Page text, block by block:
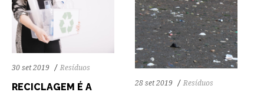
30 set 2019 Resíduos
RECICLAGEM É A
28 set 2019 Resíduos